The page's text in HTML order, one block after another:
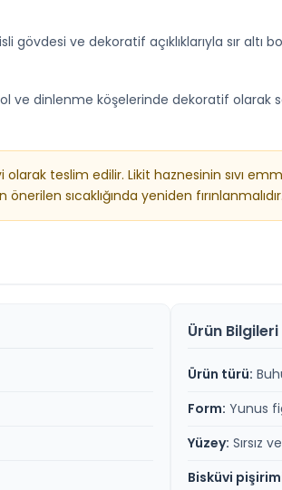
gövdesi ve dekoratif açıklıklarıyla sır
ve dinlenme köşelerinde dekoratif olarak
olarak teslim edilir. Likit haznesinin sıvı
sıcaklığında yeniden fırınlanmalıdır.
Ürün Bilgileri
Ürün türü:
Form: Yunus
Yüzey: Sırsız
Bisküvi